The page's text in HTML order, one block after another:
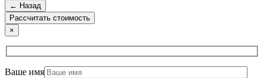
← Назад
×
Ваше имя